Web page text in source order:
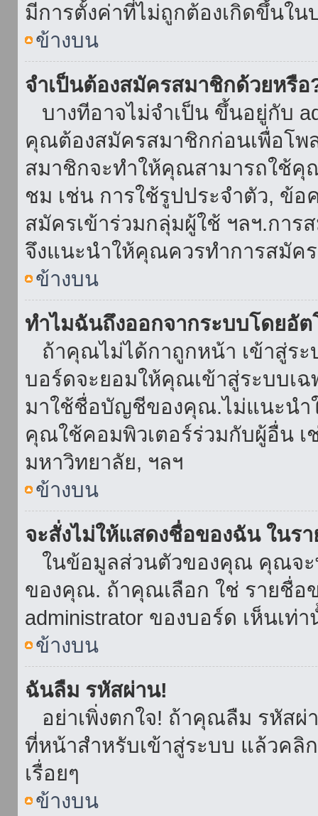
มีการตั้งค่าที่ไม่ถูกต้องเกิดขึ้นใน
ข้างบน
จำเป็นต้องสมัครสมาชิกด้วยหรือ
บางทีอาจไม่จำเป็น ขึ้นอยู่กับ
คุณต้องสมัครสมาชิกก่อนเพื่อโพ
สมาชิกจะทำให้คุณสามารถใช้คุ
ชม เช่น การใช้รูปประจำตัว, ข้อ
สมัครเข้าร่วมกลุ่มผู้ใช้ ฯลฯ.การ
จึงแนะนำให้คุณควรทำการสมัค
ข้างบน
ทำไมฉันถึงออกจากระบบโดยอั
ถ้าคุณไม่ได้กาถูกหน้า เข้าสู่ร
บอร์ดจะยอมให้คุณเข้าสู่ระบบเ
มาใช้ชื่อบัญชีของคุณ.ไม่แนะนำ
คุณใช้คอมพิวเตอร์ร่วมกับผู้อื่น เ
มหาวิทยาลัย, ฯลฯ
ข้างบน
จะสั่งไม่ให้แสดงชื่อของฉัน ในร
ในข้อมูลส่วนตัวของคุณ คุณจะ
ของคุณ. ถ้าคุณเลือก ใช่ รายชื่
administrator ของบอร์ด เห็นเ
ข้างบน
ฉันลืม รหัสผ่าน!
อย่าเพิ่งตกใจ! ถ้าคุณลืม รหัสผ่
ที่หน้าสำหรับเข้าสู่ระบบ แล้วค
เรื่อยๆ
ข้างบน